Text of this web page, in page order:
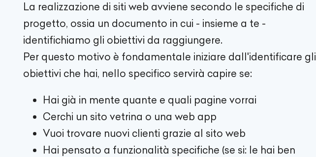
La realizzazione di siti web avviene secondo le specifiche di
progetto, ossia un documento in cui - insieme a te -
identifichiamo gli obiettivi da raggiungere.
Per questo motivo è fondamentale iniziare dall'identificare gli
obiettivi che hai, nello specifico servirà capire se:
Hai già in mente quante e quali pagine vorrai
Cerchi un sito vetrina o una web app
Vuoi trovare nuovi clienti grazie al sito web
Hai pensato a funzionalità specifiche (se si: le hai ben